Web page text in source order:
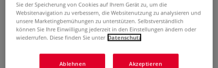
Sie der Speicherung von Cookies auf Ihrem Gerät zu, um die
Websitenavigation zu verbessern, die Websitenutzung zu analysieren und
unsere Marketingbemühungen zu unterstützen. Selbstverständlich
können Sie Ihre Einwilligung jederzeit in den Einstellungen ändern oder
wiederrufen. Diese finden Sie unter Datenschutz
Ablehnen Akzeptieren